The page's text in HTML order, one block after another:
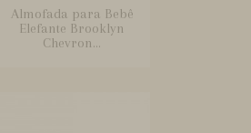
Almofada para Bebê
Elefante Brooklyn
Chevron...